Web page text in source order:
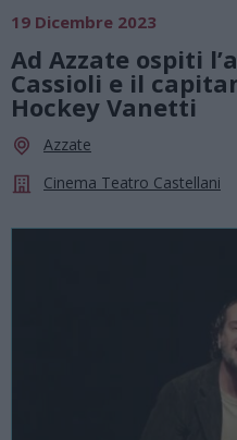
19 Dicembre 2023
Ad Azzate ospiti
Cassioli e il
Hockey Vanetti
Azzate
Cinema Teatro Castellani